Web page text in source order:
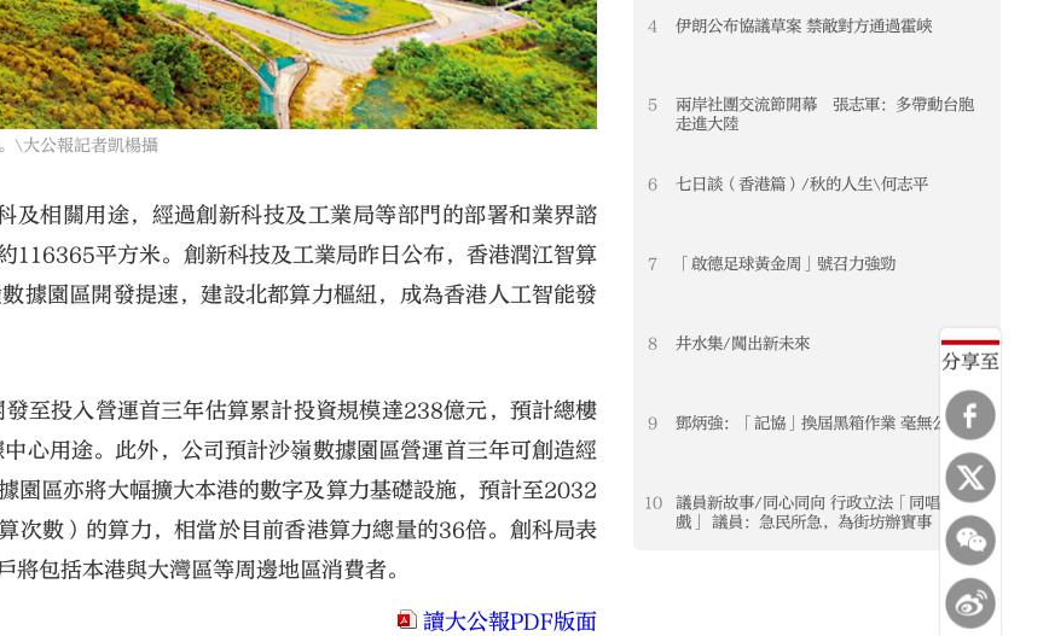
分享至
\大公報記者凱楊攝
及相關用途，經過創新科技及工業局等部門的部署和業界諮
116365平方米。創新科技及工業局昨日公布，香港潤江智算
據園區開發提速，建設北都算力樞紐，成為香港人工智能發
至投入營運首三年估算累計投資規模達238億元，預計總樓
心用途。此外，公司預計沙嶺數據園區營運首三年可創造經
園區亦將大幅擴大本港的數字及算力基礎設施，預計至2032
次數）的算力，相當於目前香港算力總量的36倍。創科局表
包括本港與大灣區等周邊地區消費者。
讀大公報PDF版面
4 伊朗公布協議草案 禁敵對方通過霍峽
5
兩岸社團交流節開幕 張志軍：多帶動台胞
走進大陸
6 七日談（香港篇）/秋的人生\何志平
7 「啟德足球黃金周」號召力強勁
8 井水集/闖出新未來
9 鄧炳強：「記協」換屆黑箱作業 毫無公信力
10
議員新故事/同心同向 行政立法「同唱一台
戲」 議員：急民所急，為街坊辦實事